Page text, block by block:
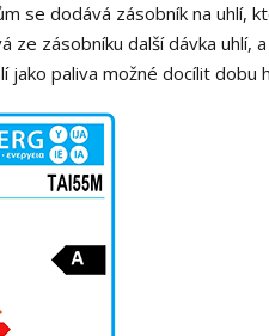
se dodává zásobník na uhlí,
ze zásobníku další dávka uhlí,
jako paliva možné docílit dobu